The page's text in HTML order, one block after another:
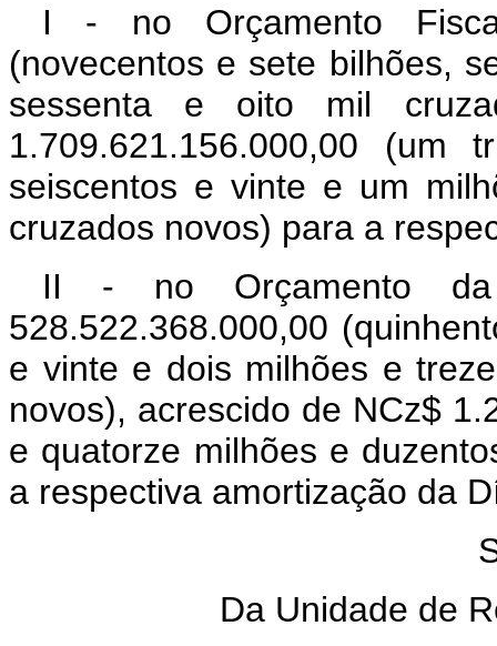
I - no Orçamento
(novecentos e sete bilhões,
sessenta e oito mil
1.709.621.156.000,00 (um
seiscentos e vinte e um
cruzados novos) para a
II - no Orçamento da
528.522.368.000,00
e vinte e dois milhões e
novos), acrescido de NCz$
e quatorze milhões e
a respectiva amortização da
Da Unidade de